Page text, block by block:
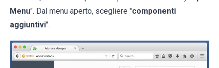
Menu". Dal menu aperto, scegliere "componenti
aggiuntivi".